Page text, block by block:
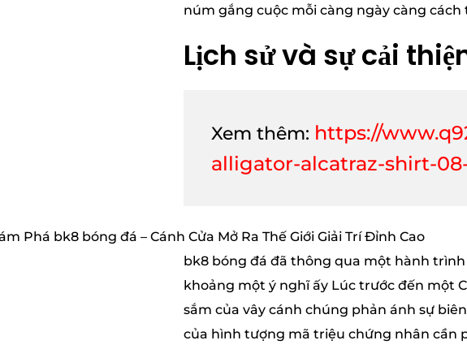
núm gắng cuộc mỗi càng ngày càng
Lịch sử và sự cải
Xem thêm: https://
alligator-alcatraz-shirt-
bk8 bóng đá đã thông qua một hành
khoảng một ý nghĩ ấy Lúc trước đến một
sắm của vây cánh chúng phản ánh sự
của hình tượng mã triệu chứng nhân cần